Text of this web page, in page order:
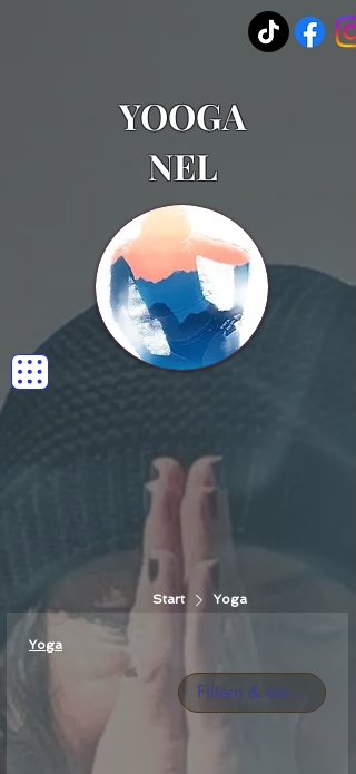
YOOGA
NEL
Start Yoga
Yoga
Filtern & sortieren